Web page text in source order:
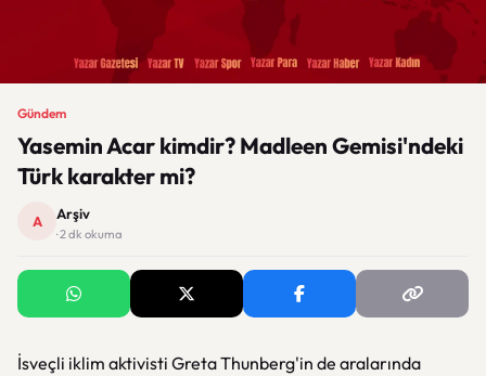
Gündem
Yasemin Acar kimdir? Madleen Gemisi'ndeki
Türk karakter mi?
A Arşiv
· 2 dk okuma
İsveçli iklim aktivisti Greta Thunberg'in de aralarında